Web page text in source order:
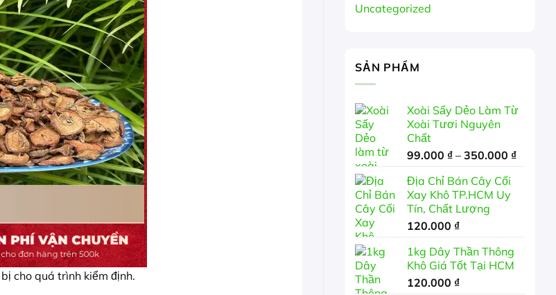
cho quá trình kiểm định.
Uncategorized
SẢN PHẨM
Xoài Sấy Dẻo Làm Từ
Xoài Tươi Nguyên
Chất
99.000 ₫ – 350.000 ₫Khoảng
Địa Chỉ Bán Cây Cối
Xay Khô TP.HCM Uy
Tín, Chất Lượng
120.000 ₫
1kg Dây Thần Thông
Khô Giá Tốt Tại HCM
120.000 ₫